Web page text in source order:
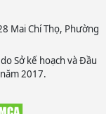
Mai Chí Thọ, Phường
Sở kế hoạch và Đầu
2017.